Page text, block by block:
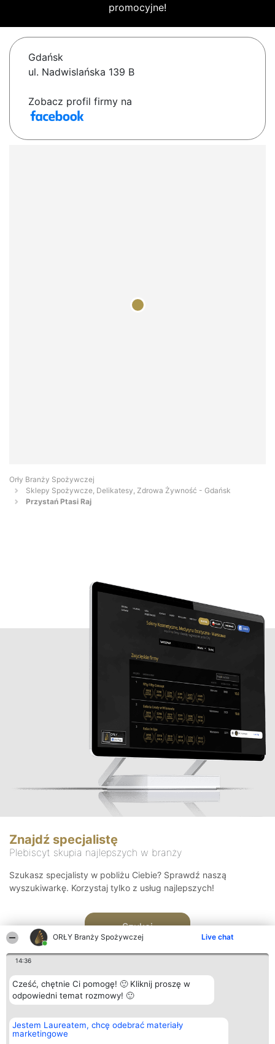
ORŁY Branży Spożywczej Live chat
14:36
Cześć, chętnie Ci pomogę! 🙂 Kliknij proszę w
odpowiedni temat rozmowy! 🙂
Jestem Laureatem, chcę odebrać materiały
marketingowe
promocyjne!
Gdańsk
ul. Nadwislańska 139 B
Zobacz profil firmy na
Orły Branży Spożywczej
Sklepy Spożywcze, Delikatesy, Zdrowa Żywność - Gdańsk
Przystań Ptasi Raj
Znajdź specjalistę
Plebiscyt skupia najlepszych w branży
Szukasz specjalisty w pobliżu Ciebie? Sprawdź naszą
wyszukiwarkę. Korzystaj tylko z usług najlepszych!
Szukaj
Organizator plebiscytu
Bright Side Solutions sp. z o.
o. sp. k.
Plebiscyt
Laureaci
Kontakt
Kontakt